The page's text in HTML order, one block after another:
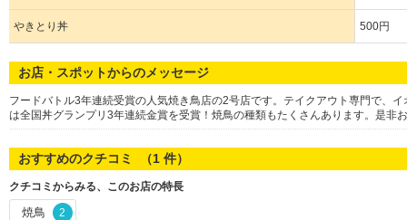
やきとり丼 500円
お店・スポットからのメッセージ
フードバトル3年連続受賞の人気焼き鳥店の2号店です。テイクアウト専門で、
は全国丼グランプリ3年連続金賞を受賞！焼鳥の種類もたくさんあります。是非
おすすめのクチコミ （1 件）
クチコミからみる、このお店の特長
焼鳥 2